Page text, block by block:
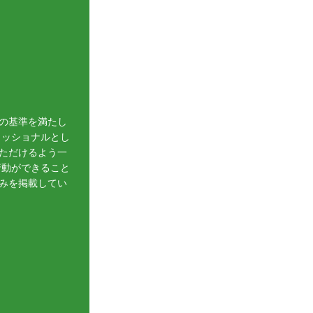
基準を満たし
ショナルとし
だけるよう一
ができること
を掲載してい